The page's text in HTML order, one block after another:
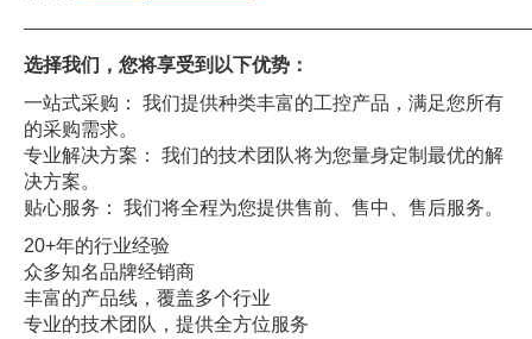
选择我们，您将享受到以下优势：
一站式采购： 我们提供种类丰富的工控产品，满足您所有
的采购需求。
专业解决方案： 我们的技术团队将为您量身定制最优的解
决方案。
贴心服务： 我们将全程为您提供售前、售中、售后服务。
20+年的行业经验
众多知名品牌经销商
丰富的产品线，覆盖多个行业
专业的技术团队，提供全方位服务